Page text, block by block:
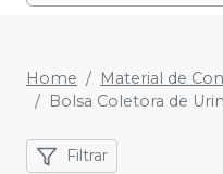
Home
Material de
Bolsa Coletora de
Filtrar